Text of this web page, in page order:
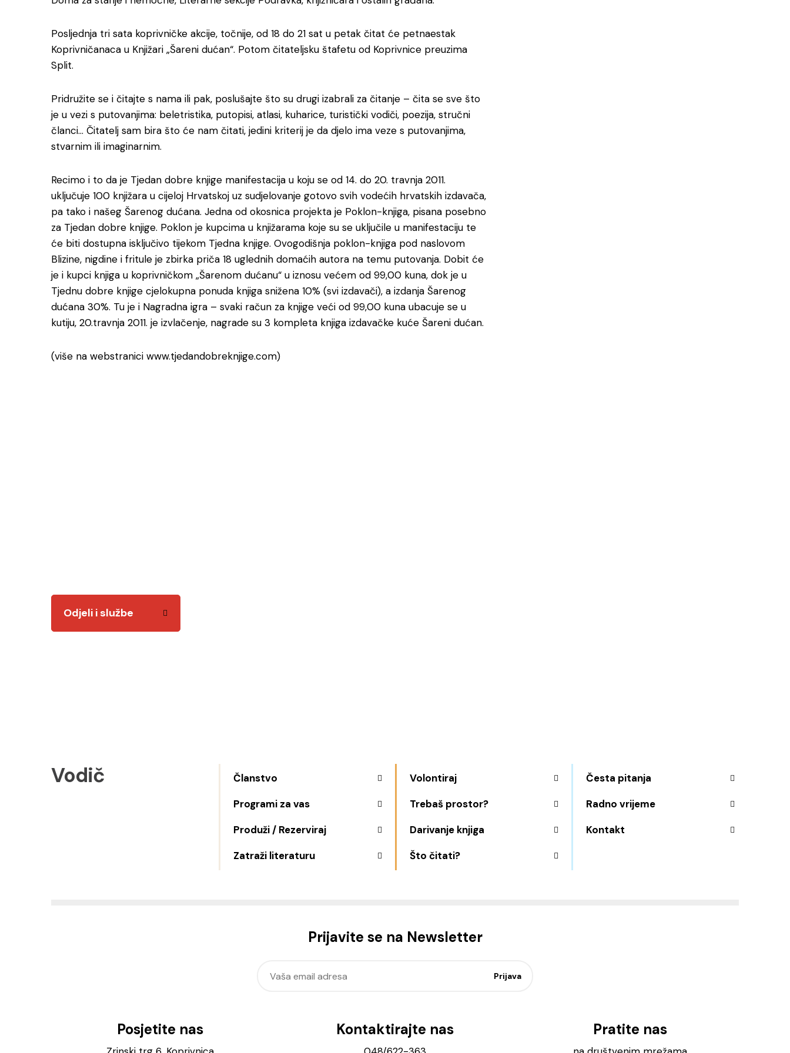
Posljednja tri sata koprivničke akcije, točnije, od 18 do 21 sat u petak čitat će petnaestak
Koprivničanaca u Knjižari „Šareni dućan“. Potom čitateljsku štafetu od Koprivnice preuzima
Split.
Pridružite se i čitajte s nama ili pak, poslušajte što su drugi izabrali za čitanje – čita se sve što
je u vezi s putovanjima: beletristika, putopisi, atlasi, kuharice, turistički vodiči, poezija, stručni
članci… Čitatelj sam bira što će nam čitati, jedini kriterij je da djelo ima veze s putovanjima,
stvarnim ili imaginarnim.
Recimo i to da je Tjedan dobre knjige manifestacija u koju se od 14. do 20. travnja 2011.
uključuje 100 knjižara u cijeloj Hrvatskoj uz sudjelovanje gotovo svih vodećih hrvatskih izdavača,
pa tako i našeg Šarenog dućana. Jedna od okosnica projekta je Poklon-knjiga, pisana posebno
za Tjedan dobre knjige. Poklon je kupcima u knjižarama koje su se uključile u manifestaciju te
će biti dostupna isključivo tijekom Tjedna knjige. Ovogodišnja poklon-knjiga pod naslovom
Blizine, nigdine i fritule je zbirka priča 18 uglednih domaćih autora na temu putovanja. Dobit će
je i kupci knjiga u koprivničkom „Šarenom dućanu“ u iznosu većem od 99,00 kuna, dok je u
Tjednu dobre knjige cjelokupna ponuda knjiga snižena 10% (svi izdavači), a izdanja Šarenog
dućana 30%. Tu je i Nagradna igra – svaki račun za knjige veći od 99,00 kuna ubacuje se u
kutiju, 20.travnja 2011. je izvlačenje, nagrade su 3 kompleta knjiga izdavačke kuće Šareni dućan.
(više na webstranici www.tjedandobreknjige.com)
Odjeli i službe
Vodič
Članstvo
Programi za vas
Produži / Rezerviraj
Zatraži literaturu
Volontiraj
Trebaš prostor?
Darivanje knjiga
Što čitati?
Česta pitanja
Radno vrijeme
Kontakt
Prijavite se na Newsletter
Posjetite nas Kontaktirajte nas Pratite nas